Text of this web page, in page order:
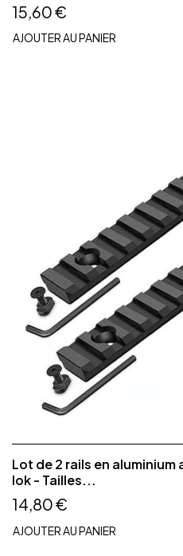
15,60 €
AJOUTER AU PANIER
Lot de 2 rails en
lok - Tailles...
14,80 €
AJOUTER AU PANIER